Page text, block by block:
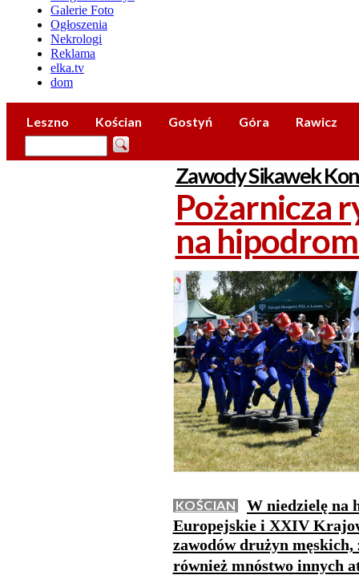
Galerie Foto
Ogłoszenia
Nekrologi
Reklama
elka.tv
dom
Leszno Kościan Gostyń Góra Rawicz
Zawody Sikawek
Pożarnicza
na
KOŚCIAN
W niedzielę na
Europejskie i XXIV
zawodów drużyn
również mnóstwo innych